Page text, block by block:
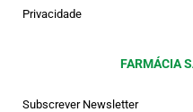
Privacidade
FARMÁCIA
Subscrever Newsletter